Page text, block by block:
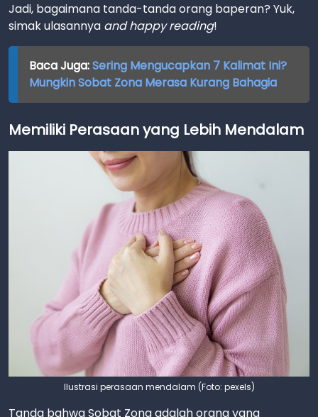
Jadi, bagaimana tanda-tanda orang baperan? Yuk,
simak ulasannya and happy reading!
Baca Juga:Sering Mengucapkan 7 Kalimat Ini?
Mungkin Sobat Zona Merasa Kurang Bahagia
Memiliki Perasaan yang Lebih Mendalam
Ilustrasi perasaan mendalam (Foto: pexels)
Tanda bahwa Sobat Zona adalah orang yang